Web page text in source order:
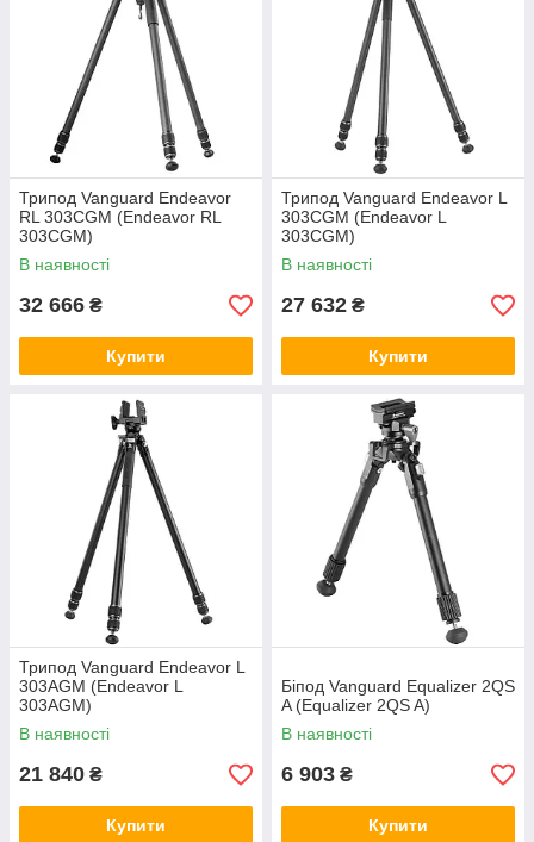
Трипод Vanguard Endeavor
RL 303CGM (Endeavor RL
303CGM)
В наявності
32 666 ₴
Купити
Трипод Vanguard Endeavor L
303CGM (Endeavor L
303CGM)
В наявності
27 632 ₴
Купити
Трипод Vanguard Endeavor L
303AGM (Endeavor L
303AGM)
В наявності
21 840 ₴
Купити
Біпод Vanguard Equalizer 2QS
A (Equalizer 2QS A)
В наявності
6 903 ₴
Купити